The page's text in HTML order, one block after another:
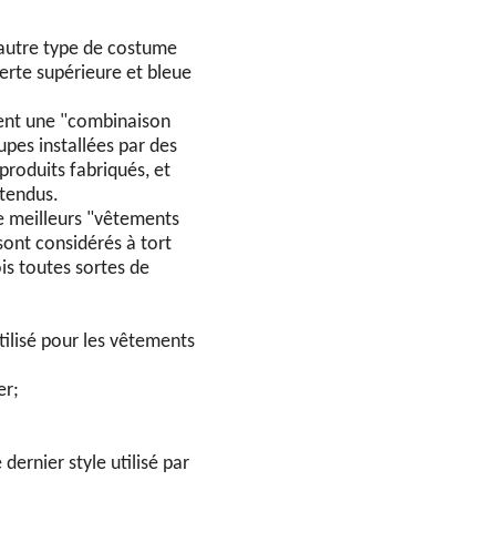
type de costume
supérieure et bleue
une "combinaison
installées par des
fabriqués, et
meilleurs "vêtements
considérés à tort
toutes sortes de
pour les vêtements
dernier style utilisé par